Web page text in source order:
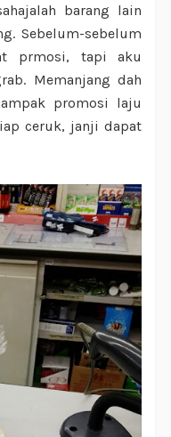
barang lain
Sebelum-sebelum
prmosi, tapi aku
Memanjang dah
promosi laju
ceruk, janji dapat